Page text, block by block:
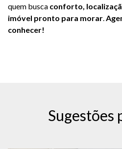
quem busca conforto,
imóvel pronto para morar.
conhecer!
Sugestões